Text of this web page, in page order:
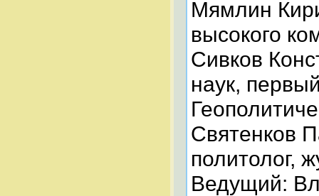
Мямлин
высокого
Сивков
наук,
Святенков
политолог,
Ведущий: